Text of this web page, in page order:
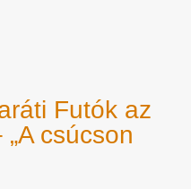
Futók az
csúcson